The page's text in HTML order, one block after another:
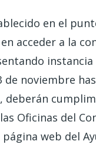
en el
acceder a la
noviembre
Oficinas del
web del